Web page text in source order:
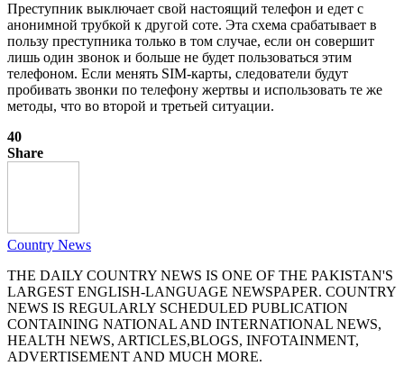
Преступник выключает свой настоящий телефон и едет с
анонимной трубкой к другой соте. Эта схема срабатывает в
пользу преступника только в том случае, если он совершит
лишь один звонок и больше не будет пользоваться этим
телефоном. Если менять SIM-карты, следователи будут
пробивать звонки по телефону жертвы и использовать те же
методы, что во второй и третьей ситуации.
40
Share
Country News
THE DAILY COUNTRY NEWS IS ONE OF THE PAKISTAN'S
LARGEST ENGLISH-LANGUAGE NEWSPAPER. COUNTRY
NEWS IS REGULARLY SCHEDULED PUBLICATION
CONTAINING NATIONAL AND INTERNATIONAL NEWS,
HEALTH NEWS, ARTICLES,BLOGS, INFOTAINMENT,
ADVERTISEMENT AND MUCH MORE.